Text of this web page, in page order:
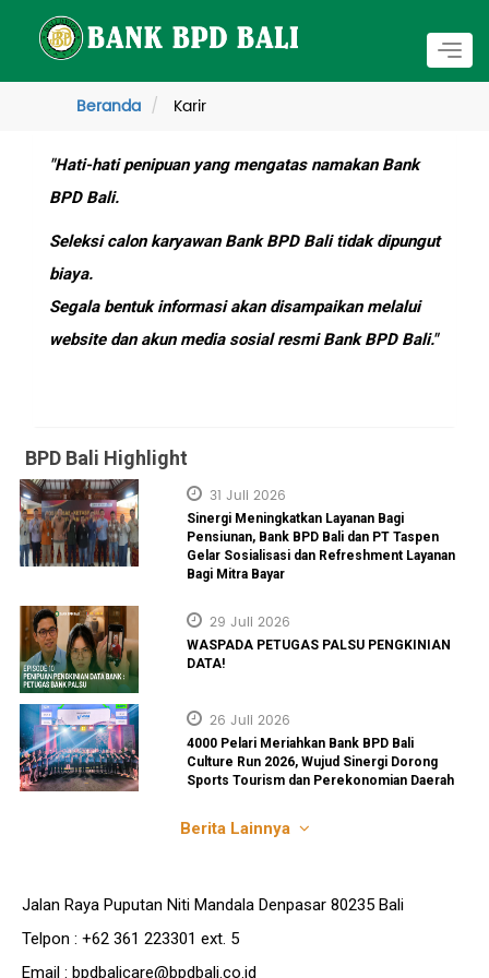
Beranda
Karir
"Hati-hati penipuan yang mengatas namakan Bank
BPD Bali.
Seleksi calon karyawan Bank BPD Bali tidak dipungut
biaya.
Segala bentuk informasi akan disampaikan melalui
website dan akun media sosial resmi Bank BPD Bali."
BPD Bali Highlight
31 Juli 2026
Sinergi Meningkatkan Layanan Bagi
Pensiunan, Bank BPD Bali dan PT Taspen
Gelar Sosialisasi dan Refreshment Layanan
Bagi Mitra Bayar
29 Juli 2026
WASPADA PETUGAS PALSU PENGKINIAN
DATA!
26 Juli 2026
4000 Pelari Meriahkan Bank BPD Bali
Culture Run 2026, Wujud Sinergi Dorong
Sports Tourism dan Perekonomian Daerah
Berita Lainnya
Jalan Raya Puputan Niti Mandala Denpasar 80235 Bali
Telpon : +62 361 223301 ext. 5
Email : bpdbalicare@bpdbali.co.id